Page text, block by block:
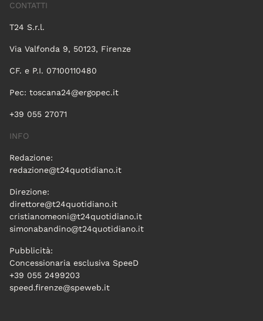
CONTATTI
T24 S.r.l.
Via Valfonda 9, 50123, Firenze
CF. e P.I. 07100110480
Pec: toscana24@ergopec.it
+39 055 27071
INFO
Redazione:
redazione@t24quotidiano.it
Direzione:
direttore@t24quotidiano.it
cristianomeoni@t24quotidiano.it
simonabandino@t24quotidiano.it
Pubblicità:
Concessionaria esclusiva SpeeD
+39 055 2499203
speed.firenze@speweb.it